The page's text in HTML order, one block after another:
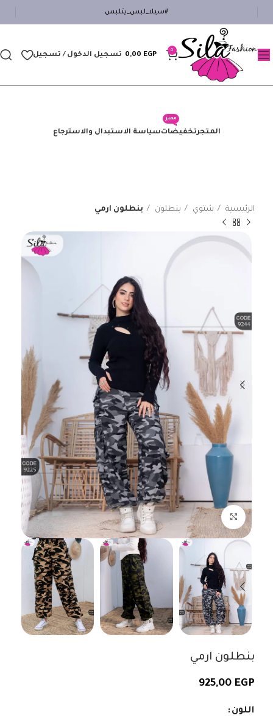
#سيلا_لبس_يتلبس
0
0,00 EGP تسجيل الدخول / تسجيل
المتجرتخفيضات
مميز
سياسة الاستبدال والاسترجاع
الرئيسية شتوي بنطلون بنطلون ارمي
اضغط للتكبير
بنطلون ارمي
925,00 EGP
اللون